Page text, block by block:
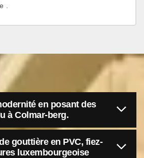
.
en posant des
à Colmar-berg.
gouttière en PVC, fiez-
luxembourgeoise